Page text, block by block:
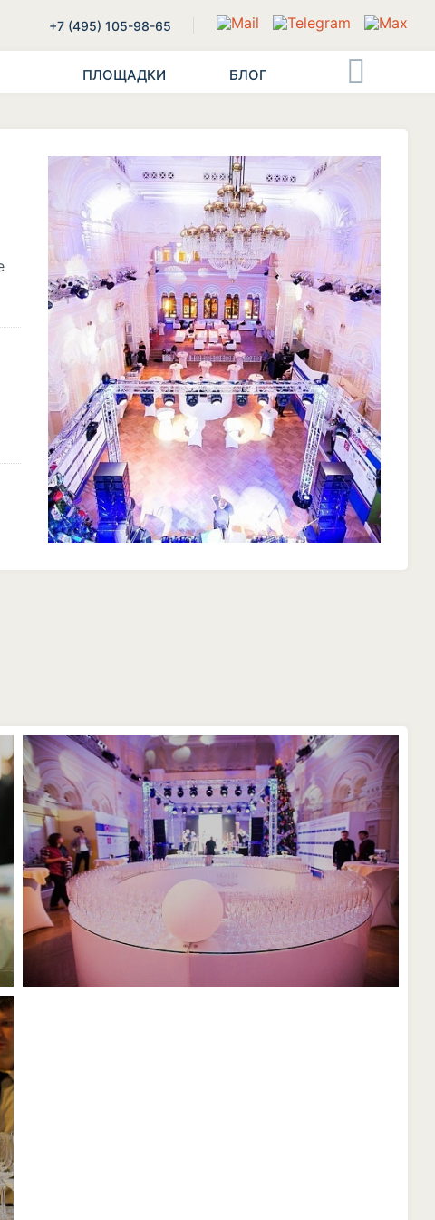
+7 (495) 105-98-65
ПЛОЩАДКИ БЛОГ